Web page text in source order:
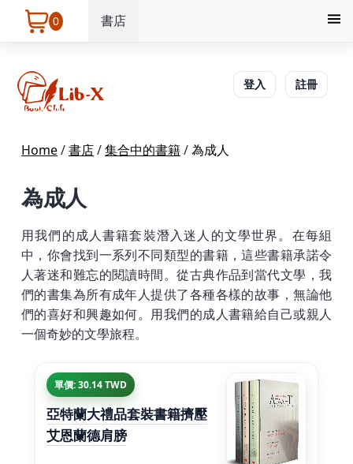
0 書店
登入 註冊
Home/書店/集合中的書籍/為成人
為成人
用我們的成人書籍套裝潛入迷人的文學世界。在每組
中，你會找到一系列不同類型的書籍，這些書籍承諾令
人著迷和難忘的閱讀時間。從古典作品到當代文學，我
們的書集為所有成年人提供了各種各樣的故事，無論他
們的喜好和興趣如何。用我們的成人書籍給自己或親人
一個奇妙的文學旅程。
單價: 30.14 TWD
亞特蘭大禮品套裝書籍擠壓
艾恩蘭德肩膀